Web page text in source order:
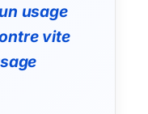
usage
vite